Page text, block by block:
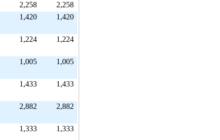
2,258
2,258
1,420 1,420
1,224 1,224
1,005 1,005
1,433 1,433
2,882 2,882
1,333 1,333